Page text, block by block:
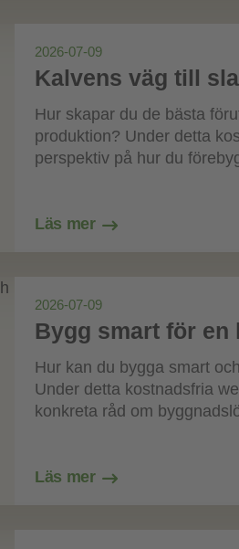
2026-07-09
Kalvens väg till
Hur skapar du de bästa
produktion? Under detta
perspektiv på hur du
Läs mer
2026-07-09
Bygg smart för
Hur kan du bygga smart
Under detta kostnadsfria
konkreta råd om
Läs mer